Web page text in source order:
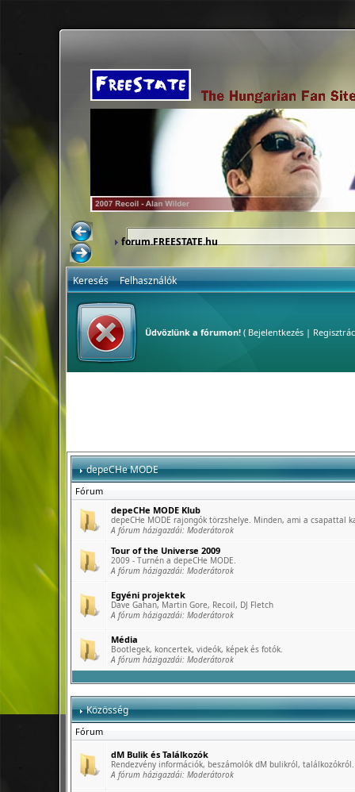
forum.FREESTATE.hu
Keresés Felhasználók
Üdvözlünk a fórumon!( Bejelentkezés|
depeCHe MODE
Fórum
depeCHe MODE Klub
depeCHe MODE rajongók törzshelye. Minden, ami a csapattal
A fórum házigazdái: Moderátorok
Tour of the Universe 2009
2009 - Turnén a depeCHe MODE.
A fórum házigazdái: Moderátorok
Egyéni projektek
Dave Gahan, Martin Gore, Recoil, DJ Fletch
A fórum házigazdái: Moderátorok
Média
Bootlegek, koncertek, videók, képek és fotók.
A fórum házigazdái: Moderátorok
Közösség
Fórum
dM Bulik és Találkozók
Rendezvény információk, beszámolók dM bulikról, találkozókról.
A fórum házigazdái: Moderátorok